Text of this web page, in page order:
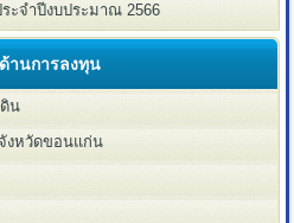
ะจำปีงบประมาณ 2566
านการลงทุน
น
งหวัดขอนแก่น